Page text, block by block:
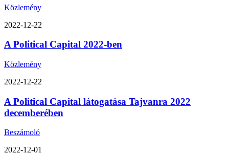
Közlemény
2022-12-22
A Political Capital 2022-ben
Közlemény
2022-12-22
A Political Capital látogatása Tajvanra 2022
decemberében
Beszámoló
2022-12-01